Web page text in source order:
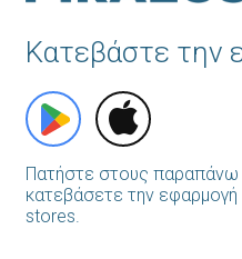
Κατεβάστε την
Πατήστε στους παραπάνω
κατεβάσετε την
stores.